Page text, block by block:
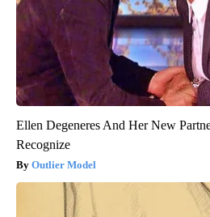
Ellen Degeneres And Her New
Recognize
Outlier Model